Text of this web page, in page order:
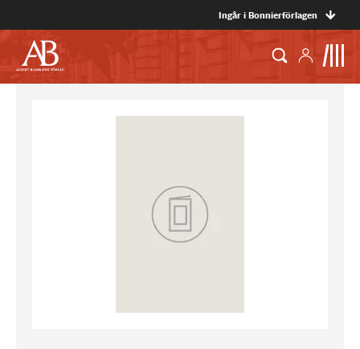
Ingår i Bonnierförlagen